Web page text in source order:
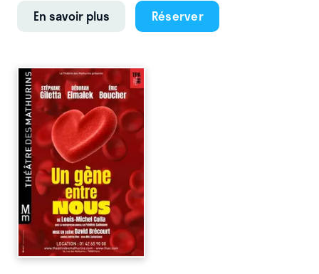
En savoir plus Réserver